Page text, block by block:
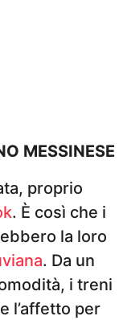
MESSINESE
proprio
. È così che i
la loro
. Da un
i treni
l’affetto per